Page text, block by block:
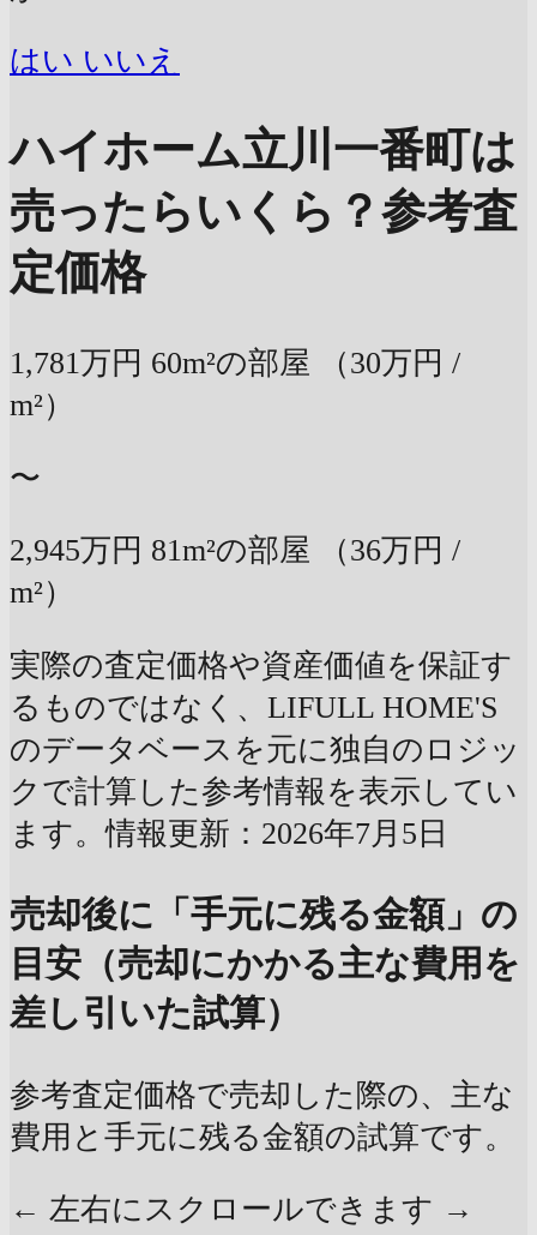
はい いいえ
ハイホーム立川一番町は
売ったらいくら？参考査
定価格
1,781万円 60m²の部屋
（30万円 /
m²）
〜
2,945万円 81m²の部屋
（36万円 /
m²）
実際の査定価格や資産価値を保証す
るものではなく、LIFULL HOME'S
のデータベースを元に独自のロジッ
クで計算した参考情報を表示してい
ます。情報更新：2026年7月5日
売却後に「手元に残る金額」の
目安（売却にかかる主な費用を
差し引いた試算）
参考査定価格で売却した際の、主な
費用と手元に残る金額の試算です。
← 左右にスクロールできます →